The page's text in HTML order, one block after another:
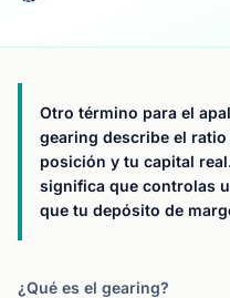
Otro término para el
gearing describe el
posición y tu capital
significa que controlas
que tu depósito de
¿Qué es el gearing?